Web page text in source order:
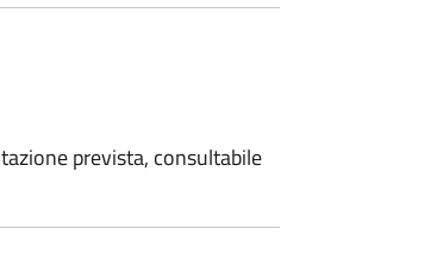
prevista, consultabile